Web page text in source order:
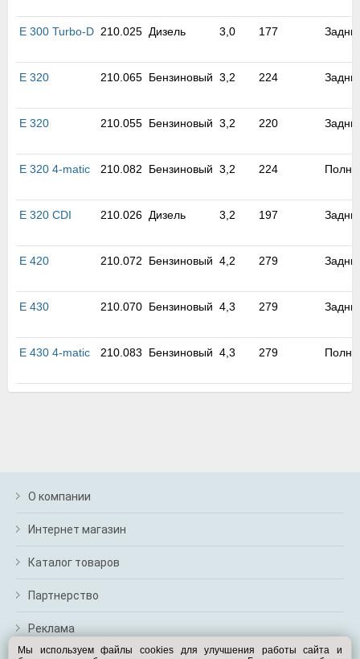
E 300 Turbo-D 210.025 Дизель 3,0 177
E 320 210.065 Бензиновый 3,2 224
E 320 210.055 Бензиновый 3,2 220
E 320 4-matic 210.082 Бензиновый 3,2 224
E 320 CDI 210.026 Дизель 3,2 197
E 420 210.072 Бензиновый 4,2 279
E 430 210.070 Бензиновый 4,3 279
E 430 4-matic 210.083 Бензиновый 4,3 279
О компании
Интернет магазин
Каталог товаров
Партнерство
Реклама
Мы используем файлы cookies для улучшения работы сайта и